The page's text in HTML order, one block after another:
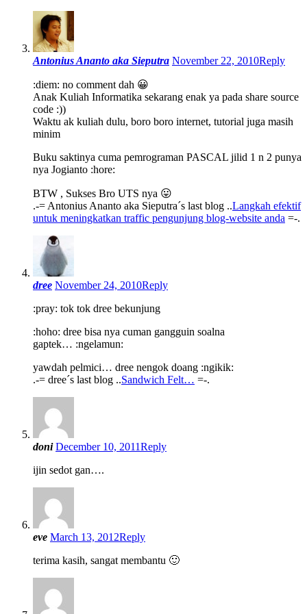
Antonius Ananto aka Sieputra November 22, 2010Reply
:diem: no comment dah 😀
Anak Kuliah Informatika sekarang enak ya pada share source
code :))
Waktu ak kuliah dulu, boro boro internet, tutorial juga masih
minim
Buku saktinya cuma pemrograman PASCAL jilid 1 n 2 punya
nya Jogianto :hore:
BTW , Sukses Bro UTS nya 😛
.-= Antonius Ananto aka Sieputra´s last blog ..Langkah efektif
untuk meningkatkan traffic pengunjung blog-website anda =-.
dree November 24, 2010Reply
:pray: tok tok dree bekunjung
:hoho: dree bisa nya cuman gangguin soalna
gaptek… :ngelamun:
yawdah pelmici… dree nengok doang :ngikik:
.-= dree´s last blog ..Sandwich Felt… =-.
doni December 10, 2011Reply
ijin sedot gan….
eve March 13, 2012Reply
terima kasih, sangat membantu 🙂